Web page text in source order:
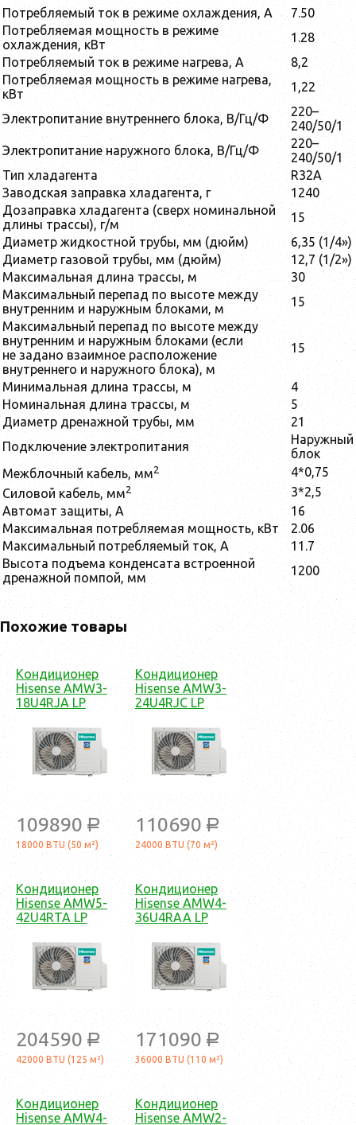
Потребляемый ток в режиме охлаждения, А
7.50
Потребляемая мощность в режиме
охлаждения, кВт
1.28
Потребляемый ток в режиме нагрева, А
8,2
Потребляемая мощность в режиме нагрева,
кВт
1,22
Электропитание внутреннего блока, В/Гц/Ф
220–
240/50/1
Электропитание наружного блока, В/Гц/Ф
220–
240/50/1
Тип хладагента
R32A
Заводская заправка хладагента, г
1240
Дозаправка хладагента (сверх номинальной
длины трассы), г/м
15
Диаметр жидкостной трубы, мм (дюйм)
6,35 (1/4»)
Диаметр газовой трубы, мм (дюйм)
12,7 (1/2»)
Максимальная длина трассы, м
30
Максимальный перепад по высоте между
внутренним и наружным блоками, м
15
Максимальный перепад по высоте между
внутренним и наружным блоками (если
не задано взаимное расположение
внутреннего и наружного блока), м
15
Минимальная длина трассы, м
4
Номинальная длина трассы, м
5
Диаметр дренажной трубы, мм
21
Подключение электропитания
Наружный
блок
Межблочный кабель, мм2
4*0,75
Силовой кабель, мм2
3*2,5
Автомат защиты, А
16
Максимальная потребляемая мощность, кВт
2.06
Максимальный потребляемый ток, А
11.7
Высота подъема конденсата встроенной
дренажной помпой, мм
1200
Похожие товары
Кондиционер
Hisense AMW3-
18U4RJA LP
109890 a
18000 BTU (50 м²)
Кондиционер
Hisense AMW3-
24U4RJC LP
110690 a
24000 BTU (70 м²)
Кондиционер
Hisense AMW5-
42U4RTA LP
204590 a
42000 BTU (125 м²)
Кондиционер
Hisense AMW4-
36U4RAA LP
171090 a
36000 BTU (110 м²)
Кондиционер
Hisense AMW4-
Кондиционер
Hisense AMW2-